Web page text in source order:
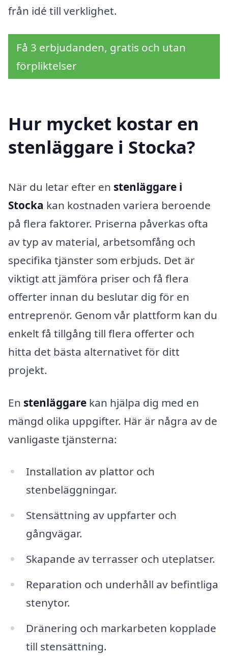
från idé till verklighet.
Få 3 erbjudanden, gratis och utan
förpliktelser
Hur mycket kostar en
stenläggare i Stocka?
När du letar efter en stenläggare i
Stocka kan kostnaden variera beroende
på flera faktorer. Priserna påverkas ofta
av typ av material, arbetsomfång och
specifika tjänster som erbjuds. Det är
viktigt att jämföra priser och få flera
offerter innan du beslutar dig för en
entreprenör. Genom vår plattform kan du
enkelt få tillgång till flera offerter och
hitta det bästa alternativet för ditt
projekt.
En stenläggare kan hjälpa dig med en
mängd olika uppgifter. Här är några av de
vanligaste tjänsterna:
Installation av plattor och
stenbeläggningar.
Stensättning av uppfarter och
gångvägar.
Skapande av terrasser och uteplatser.
Reparation och underhåll av befintliga
stenytor.
Dränering och markarbeten kopplade
till stensättning.